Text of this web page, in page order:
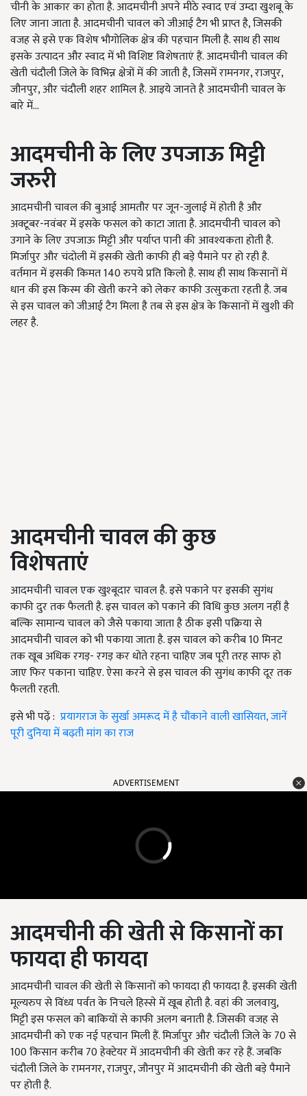
चीनी के आकार का होता है. आदमचीनी अपने मीठे स्वाद एवं उम्दा खुशबू के
लिए जाना जाता है. आदमचीनी चावल को जीआई टैग भी प्राप्त है, जिसकी
वजह से इसे एक विशेष भौगोलिक क्षेत्र की पहचान मिली है. साथ ही साथ
इसके उत्पादन और स्वाद में भी विशिष्ट विशेषताएं हैं. आदमचीनी चावल की
खेती चंदौली जिले के विभिन्न क्षेत्रों में की जाती है, जिसमें रामनगर, राजपुर,
जौनपुर, और चंदौली शहर शामिल है. आइये जानते है आदमचीनी चावल के
बारे में...
आदमचीनी के लिए उपजाऊ मिट्टी
जरुरी
आदमचीनी चावल की बुआई आमतौर पर जून-जुलाई में होती है और
अक्टूबर-नवंबर में इसके फसल को काटा जाता है. आदमचीनी चावल को
उगाने के लिए उपजाऊ मिट्टी और पर्याप्त पानी की आवश्यकता होती है.
मिर्जापुर और चंदोली में इसकी खेती काफी ही बड़े पैमाने पर हो रही है.
वर्तमान में इसकी किमत 140 रुपये प्रति किलो है. साथ ही साथ किसानों में
धान की इस किस्म की खेती करने को लेकर काफी उत्सुकता रहती है. जब
से इस चावल को जीआई टैग मिला है तब से इस क्षेत्र के किसानों में खुशी की
लहर है.
आदमचीनी चावल की कुछ
विशेषताएं
आदमचीनी चावल एक खुश्बूदार चावल है. इसे पकाने पर इसकी सुगंध
काफी दुर तक फैलती है. इस चावल को पकाने की विधि कुछ अलग नहीं है
बल्कि सामान्य चावल को जैसे पकाया जाता है ठीक इसी पक्रिया से
आदमचीनी चावल को भी पकाया जाता है. इस चावल को करीब 10 मिनट
तक खूब अधिक रगड़- रगड़ कर धोते रहना चाहिए जब पूरी तरह साफ हो
जाए फिर पकाना चाहिए. ऐसा करने से इस चावल की सुगंध काफी दूर तक
फैलती रहती.
इसे भी पढ़ें : प्रयागराज के सुर्खा अमरूद में है चौंकाने वाली खासियत, जानें
पूरी दुनिया में बढ़ती मांग का राज
ADVERTISEMENT
आदमचीनी की खेती से किसानों का
फायदा ही फायदा
आदमचीनी चावल की खेती से किसानों को फायदा ही फायदा है. इसकी खेती
मूल्यरुप से विंध्य पर्वत के निचले हिस्से में खूब होती है. वहां की जलवायु,
मिट्टी इस फसल को बाकियों से काफी अलग बनाती है. जिसकी वजह से
आदमचीनी को एक नई पहचान मिली हैं. मिर्जापुर और चंदौली जिले के 70 से
100 किसान करीब 70 हेक्टेयर में आदमचीनी की खेती कर रहे हैं. जबकि
चंदौली जिले के रामनगर, राजपुर, जौनपुर में आदमचीनी की खेती बड़े पैमाने
पर होती है.